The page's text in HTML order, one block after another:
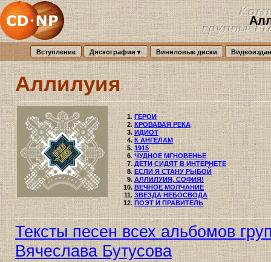
Вступление Дискографии▼ Виниловые диски
Аллилуия
ГЕРОИ
КРОВАВАЯ РЕКА
ИДИОТ
К АНГЕЛАМ
1915
ЧУДНОЕ МГНОВЕНЬЕ
ДЕТИ СИДЯТ В ИНТЕРНЕТЕ
ЕСЛИ Я СТАНУ РЫБОЙ
АЛЛИЛУИЯ, СОФИЯ!
ВЕЧНОЕ МОЛЧАНИЕ
ЗВЕЗДА НЕБОСВОДА
ПОЭТ И ПРАВИТЕЛЬ
Тексты песен всех альбомов
Вячеслава Бутусова